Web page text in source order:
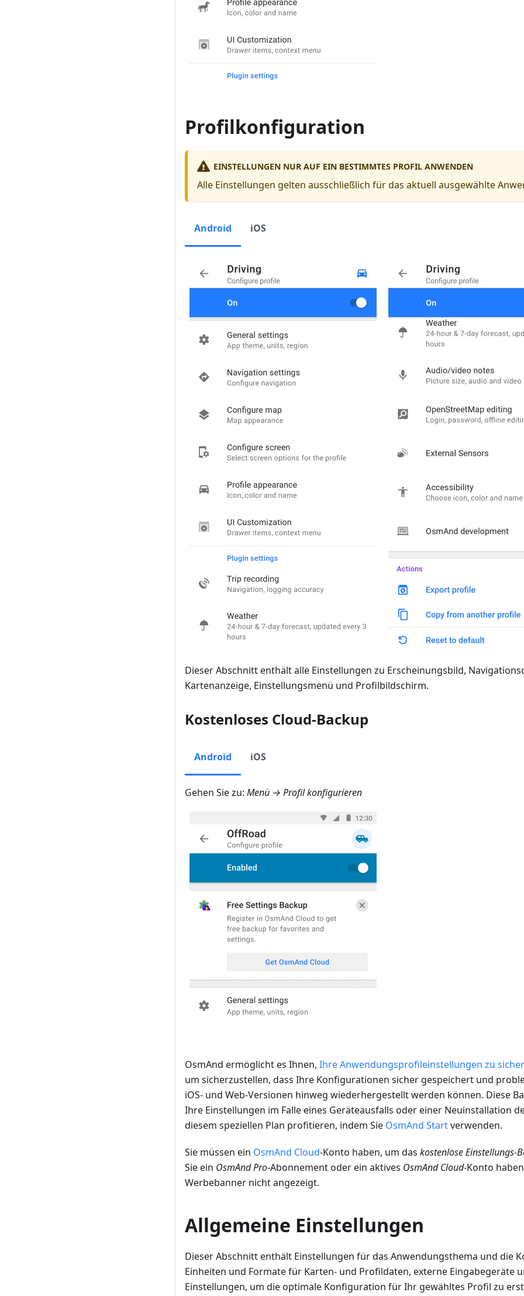
Profilkonfiguration
EINSTELLUNGEN NUR AUF EIN BESTIMMTES PROFIL ANWENDEN
Alle Einstellungen gelten ausschließlich für das aktuell ausgewählte
Android iOS
Dieser Abschnitt enthält alle Einstellungen zu Erscheinungsbild,
Kartenanzeige, Einstellungsmenü und Profilbildschirm.
Kostenloses Cloud-Backup
Android iOS
Gehen Sie zu: Menü → Profil konfigurieren
OsmAnd ermöglicht es Ihnen, Ihre Anwendungsprofileinstellungen zu
um sicherzustellen, dass Ihre Konfigurationen sicher gespeichert und
iOS- und Web-Versionen hinweg wiederhergestellt werden können. Diese
Ihre Einstellungen im Falle eines Geräteausfalls oder einer Neuinstallation
diesem speziellen Plan profitieren, indem Sie OsmAnd Startverwenden.
Sie müssen ein OsmAnd Cloud-Konto haben, um das kostenlose Einstellungs-
Sie ein OsmAnd Pro-Abonnement oder ein aktives OsmAnd Cloud-Konto
Werbebanner nicht angezeigt.
Allgemeine Einstellungen
Dieser Abschnitt enthält Einstellungen für das Anwendungsthema und die
Einheiten und Formate für Karten- und Profildaten, externe Eingabegeräte
Einstellungen, um die optimale Konfiguration für Ihr gewähltes Profil zu